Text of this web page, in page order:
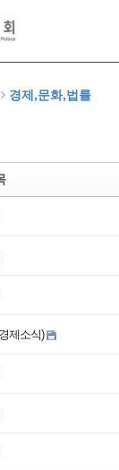
경제,문화,법률
제소식)